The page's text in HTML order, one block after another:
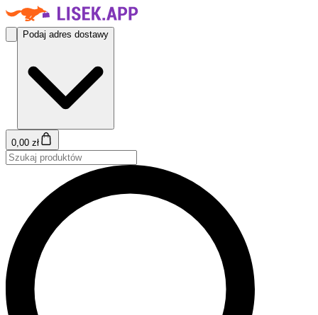
Podaj adres dostawy
0,00 zł